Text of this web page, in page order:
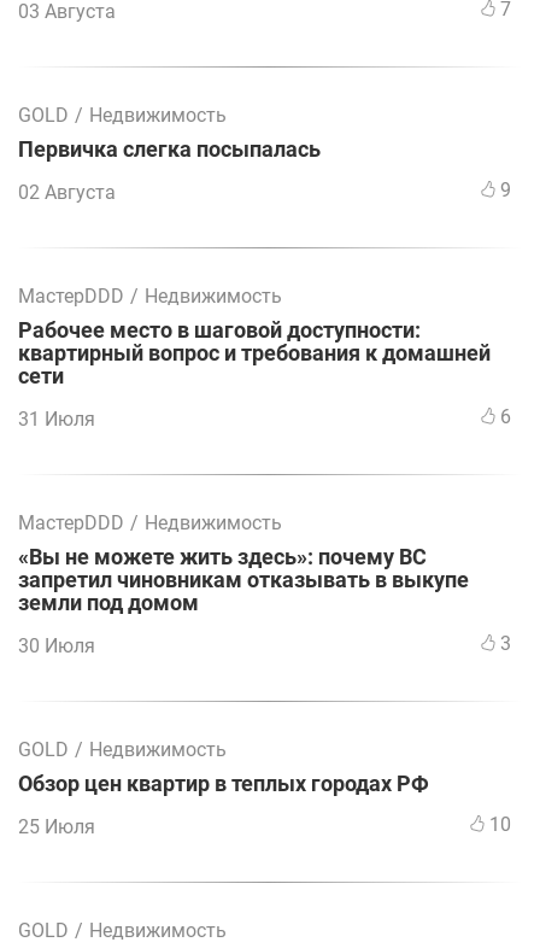
03 Августа 7
GOLD / Недвижимость
Первичка слегка посыпалась
02 Августа 9
МастерDDD / Недвижимость
Рабочее место в шаговой доступности:
квартирный вопрос и требования к домашней
сети
31 Июля 6
МастерDDD / Недвижимость
«Вы не можете жить здесь»: почему ВС
запретил чиновникам отказывать в выкупе
земли под домом
30 Июля 3
GOLD / Недвижимость
Обзор цен квартир в теплых городах РФ
25 Июля 10
GOLD / Недвижимость